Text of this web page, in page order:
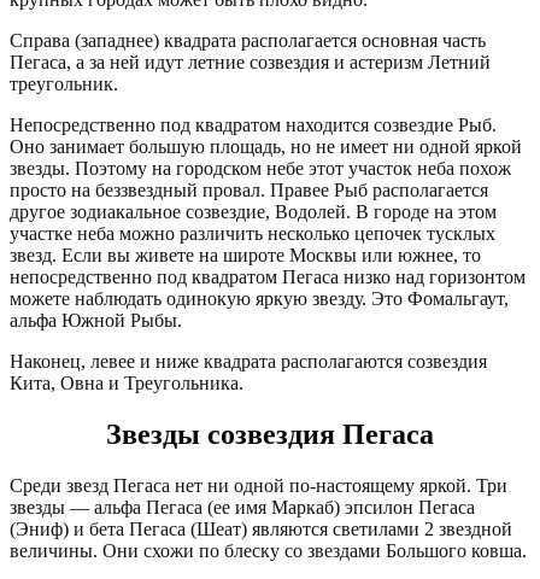
Справа (западнее) квадрата располагается основная часть
Пегаса, а за ней идут летние созвездия и астеризм Летний
треугольник.
Непосредственно под квадратом находится созвездие Рыб.
Оно занимает большую площадь, но не имеет ни одной яркой
звезды. Поэтому на городском небе этот участок неба похож
просто на беззвездный провал. Правее Рыб располагается
другое зодиакальное созвездие, Водолей. В городе на этом
участке неба можно различить несколько цепочек тусклых
звезд. Если вы живете на широте Москвы или южнее, то
непосредственно под квадратом Пегаса низко над горизонтом
можете наблюдать одинокую яркую звезду. Это Фомальгаут,
альфа Южной Рыбы.
Наконец, левее и ниже квадрата располагаются созвездия
Кита, Овна и Треугольника.
Звезды созвездия Пегаса
Среди звезд Пегаса нет ни одной по-настоящему яркой. Три
звезды — альфа Пегаса (ее имя Маркаб) эпсилон Пегаса
(Эниф) и бета Пегаса (Шеат) являются светилами 2 звездной
величины. Они схожи по блеску со звездами Большого ковша.